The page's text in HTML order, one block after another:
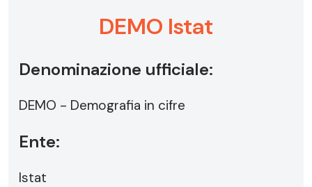
DEMO Istat
Denominazione ufficiale:
DEMO - Demografia in cifre
Ente:
Istat